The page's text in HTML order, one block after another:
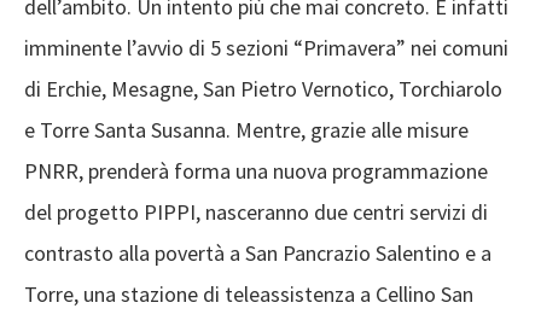
dell’ambito. Un intento più che mai concreto. È infatti
imminente l’avvio di 5 sezioni “Primavera” nei comuni
di Erchie, Mesagne, San Pietro Vernotico, Torchiarolo
e Torre Santa Susanna. Mentre, grazie alle misure
PNRR, prenderà forma una nuova programmazione
del progetto PIPPI, nasceranno due centri servizi di
contrasto alla povertà a San Pancrazio Salentino e a
Torre, una stazione di teleassistenza a Cellino San